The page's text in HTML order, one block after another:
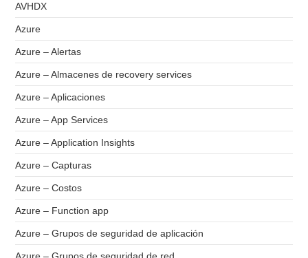
AVHDX
Azure
Azure – Alertas
Azure – Almacenes de recovery services
Azure – Aplicaciones
Azure – App Services
Azure – Application Insights
Azure – Capturas
Azure – Costos
Azure – Function app
Azure – Grupos de seguridad de aplicación